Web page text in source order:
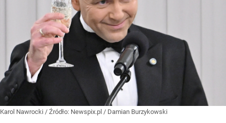
Karol Nawrocki / Źródło: Newspix.pl / Damian Burzykowski